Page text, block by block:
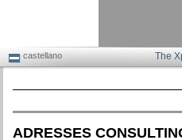
castellano The
ADRESSES